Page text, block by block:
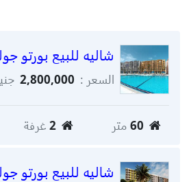
شاليه للبيع بورتو جولف
السعر : 2,800,000
60 متر 2 غرفة
شاليه للبيع بورتو جولف